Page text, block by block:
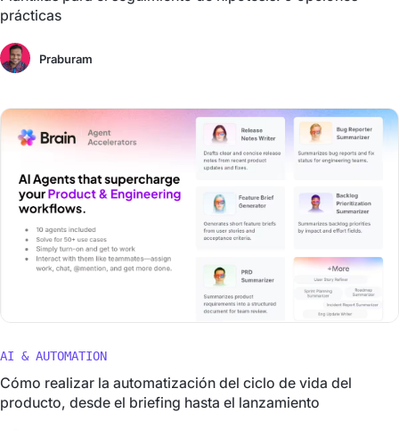
prácticas
Praburam
AI & AUTOMATION
Cómo realizar la automatización del ciclo de vida del
producto, desde el briefing hasta el lanzamiento